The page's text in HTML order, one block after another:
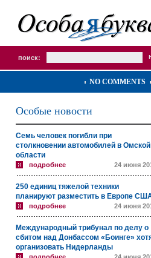
поиск:
NO COMMENTS
Особые новости
Семь человек погибли при
столкновении автомобилей в Омской
области
подробнее 24 июня
250 единиц тяжелой техники
планируют разместить в Европе
подробнее 24 июня
Международный трибунал по делу о
сбитом над Донбассом «Боинге»
организовать Нидерланды